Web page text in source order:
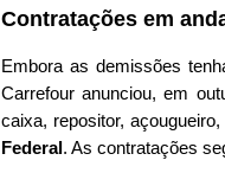
Contratações em
Embora as demissões
Carrefour anunciou, em
caixa, repositor,
Federal. As contratações